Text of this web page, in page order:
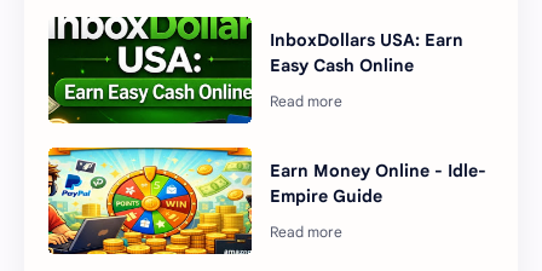
InboxDollars USA: Earn
Easy Cash Online
Earn Money Online - Idle-
Empire Guide